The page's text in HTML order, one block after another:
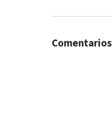
Comentarios